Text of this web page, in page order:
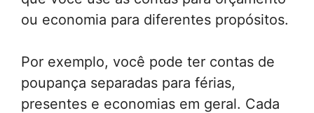
ou economia para diferentes propósitos.
Por exemplo, você pode ter contas de
poupança separadas para férias,
presentes e economias em geral. Cada